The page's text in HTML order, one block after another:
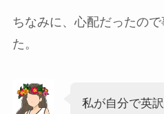
ちなみに、心配だったの
た。
私が自分で英